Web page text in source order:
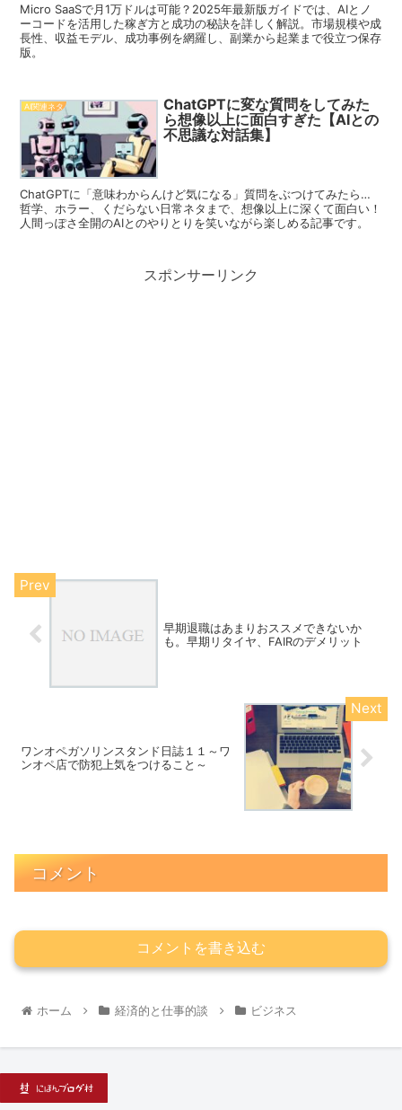
Micro SaaSで月1万ドルは可能？2025年最新版ガイドでは、AIとノ
ーコードを活用した稼ぎ方と成功の秘訣を詳しく解説。市場規模や成
長性、収益モデル、成功事例を網羅し、副業から起業まで役立つ保存
版。
AI関連ネタ
ChatGPTに変な質問をしてみた
ら想像以上に面白すぎた【AIとの
不思議な対話集】
ChatGPTに「意味わからんけど気になる」質問をぶつけてみたら…
哲学、ホラー、くだらない日常ネタまで、想像以上に深くて面白い！
人間っぽさ全開のAIとのやりとりを笑いながら楽しめる記事です。
スポンサーリンク
早期退職はあまりおススメできないか
も。早期リタイヤ、FAIRのデメリット
ワンオペガソリンスタンド日誌１１～ワ
ンオペ店で防犯上気をつけること～
コメント
コメントを書き込む
ホーム 経済的と仕事的談 ビジネス